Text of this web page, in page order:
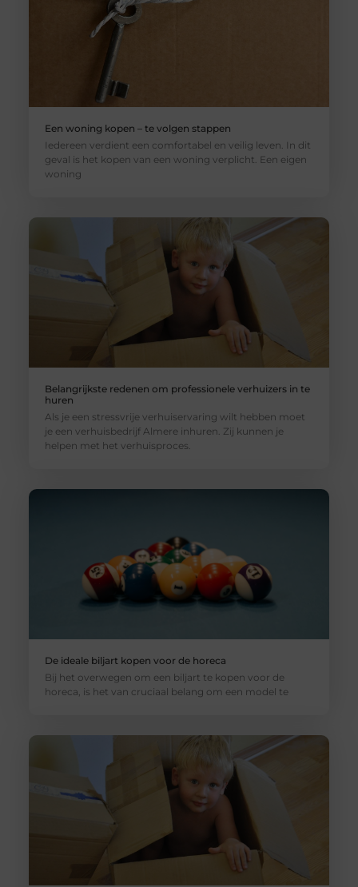
Een woning kopen – te volgen stappen
Iedereen verdient een comfortabel en veilig leven. In dit
geval is het kopen van een woning verplicht. Een eigen
woning
Belangrijkste redenen om professionele verhuizers in te
huren
Als je een stressvrije verhuiservaring wilt hebben moet
je een verhuisbedrijf Almere inhuren. Zij kunnen je
helpen met het verhuisproces.
De ideale biljart kopen voor de horeca
Bij het overwegen om een biljart te kopen voor de
horeca, is het van cruciaal belang om een model te